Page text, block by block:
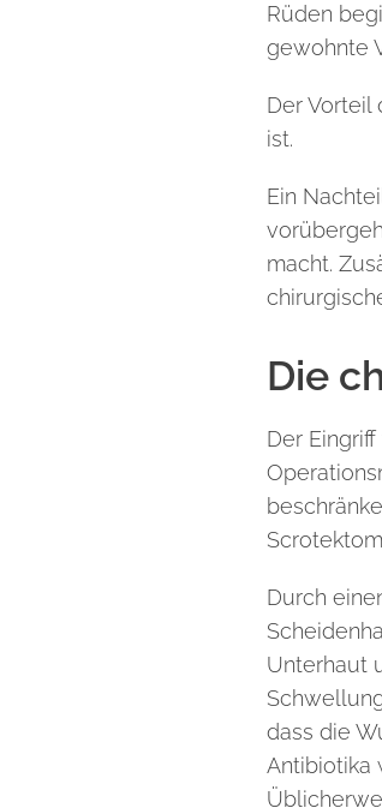
Rüden
gewohnte
Der Vorteil
ist.
Ein
macht.
Die
Der
Durch
Unterhaut
dass die
Antibiotika